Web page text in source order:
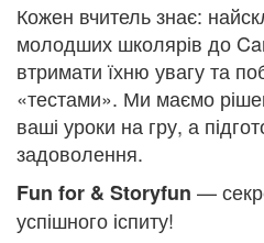
Кожен вчитель знає:
молодших школярів до
втримати їхню увагу та
«тестами». Ми маємо
ваші уроки на гру, а
задоволення.
Fun for & Storyfun —
успішного іспиту!